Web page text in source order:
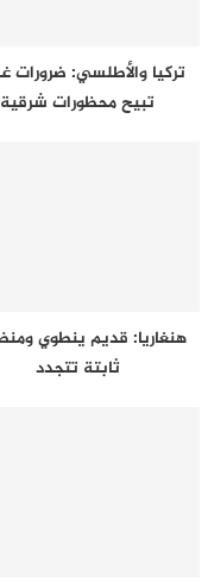
تركيا والأطلسي: ضرورات
تبيح محظورات شرقية
هنغاريا: قديم ينطوي
ثابتة تتجدد